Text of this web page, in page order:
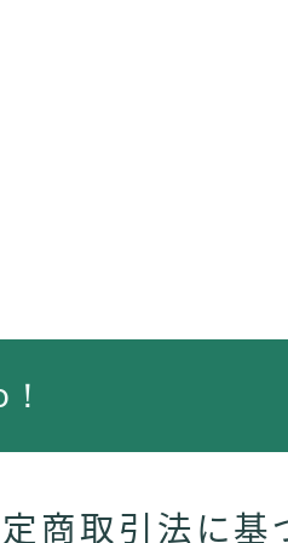
商取引法に基